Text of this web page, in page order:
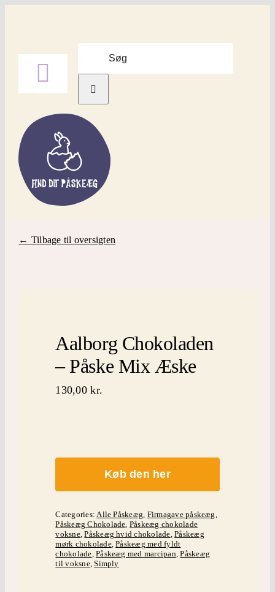
Toggle
Navigation
Forside
Find Påskeæg
Påskepynt
Påskepynt LEGO
← Tilbage til oversigten
Aalborg Chokoladen
– Påske Mix Æske
130,00kr.
Køb den her
Categories:Alle Påskeæg, Firmagave påskeæg,
Påskeæg Chokolade, Påskeæg chokolade
voksne,Påskeæg hvid chokolade,Påskeæg
mørk chokolade,Påskeæg med fyldt
chokolade,Påskeæg med marcipan,Påskeæg
til voksne,Simply